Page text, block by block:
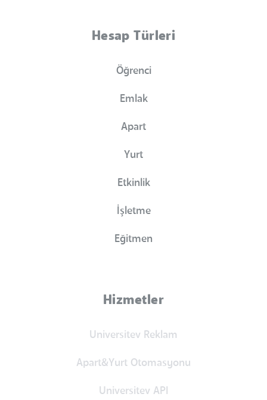
Hesap Türleri
Öğrenci
Emlak
Apart
Yurt
Etkinlik
İşletme
Eğitmen
Hizmetler
Universitev Reklam
Apart&Yurt Otomasyonu
Universitev API